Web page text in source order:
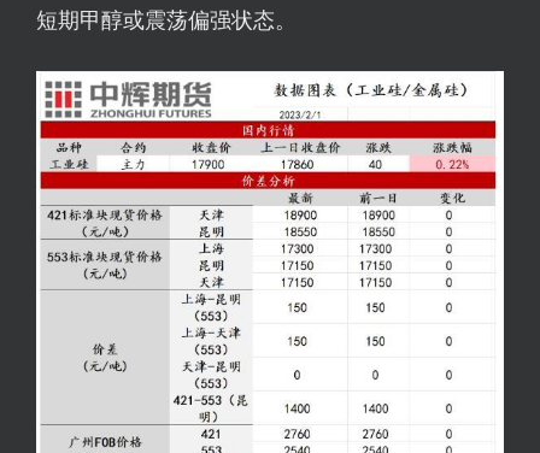
短期甲醇或震荡偏强状态。